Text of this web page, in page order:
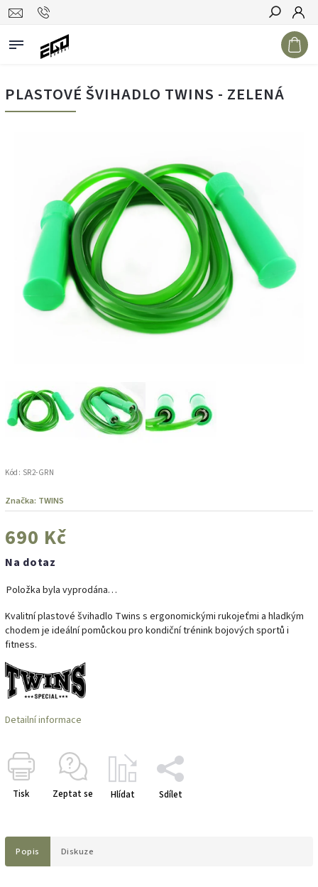
Hledat
PLASTOVÉ ŠVIHADLO TWINS - ZELENÁ
Kód: SR2-GRN
Značka: TWINS
690 Kč
Na dotaz
Položka byla vyprodána…
Kvalitní plastové švihadlo Twins s ergonomickými rukojeťmi a hladkým
chodem je ideální pomůckou pro kondiční trénink bojových sportů i
fitness.
Detailní informace
Tisk Zeptat se Hlídat Sdílet
Popis Diskuze